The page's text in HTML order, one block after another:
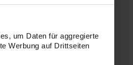
um Daten für aggregierte
Werbung auf Drittseiten